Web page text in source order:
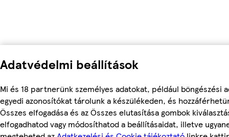
Adatvédelmi beállítások
Mi és 18 partnerünk személyes adatokat, például böngészési
egyedi azonosítókat tárolunk a készülékeden, és
Összes elfogadása és az Összes elutasítása gombok
elfogadhatod vagy módosíthatod a beállításaidat, illetve